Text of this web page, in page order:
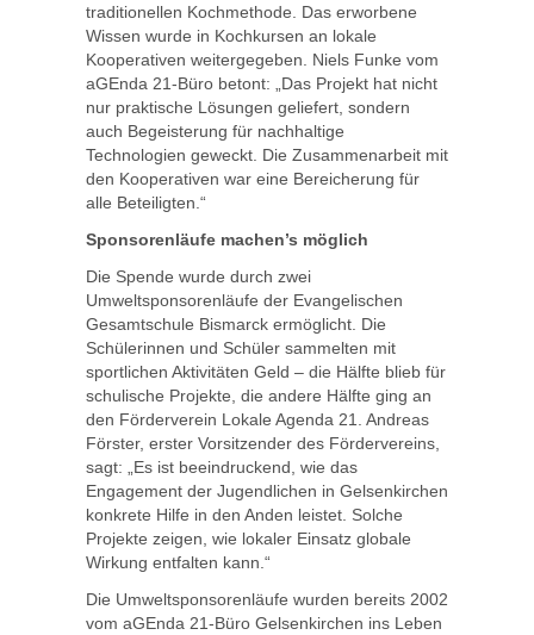
traditionellen Kochmethode. Das erworbene
Wissen wurde in Kochkursen an lokale
Kooperativen weitergegeben. Niels Funke vom
aGEnda 21-Büro betont: „Das Projekt hat nicht
nur praktische Lösungen geliefert, sondern
auch Begeisterung für nachhaltige
Technologien geweckt. Die Zusammenarbeit mit
den Kooperativen war eine Bereicherung für
alle Beteiligten.“
Sponsorenläufe machen’s möglich
Die Spende wurde durch zwei
Umweltsponsorenläufe der Evangelischen
Gesamtschule Bismarck ermöglicht. Die
Schülerinnen und Schüler sammelten mit
sportlichen Aktivitäten Geld – die Hälfte blieb für
schulische Projekte, die andere Hälfte ging an
den Förderverein Lokale Agenda 21. Andreas
Förster, erster Vorsitzender des Fördervereins,
sagt: „Es ist beeindruckend, wie das
Engagement der Jugendlichen in Gelsenkirchen
konkrete Hilfe in den Anden leistet. Solche
Projekte zeigen, wie lokaler Einsatz globale
Wirkung entfalten kann.“
Die Umweltsponsorenläufe wurden bereits 2002
vom aGEnda 21-Büro Gelsenkirchen ins Leben